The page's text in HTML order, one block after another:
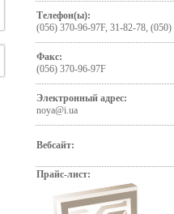
Телефон(ы):
(056) 370-96-97F, 31-82-78,
Факс:
(056) 370-96-97F
Электронный адрес:
noya@i.ua
Вебсайт:
Прайс-лист: